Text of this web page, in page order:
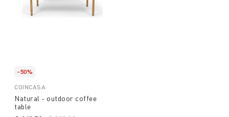
-50%
COINCASA
Natural - outdoor coffee
table